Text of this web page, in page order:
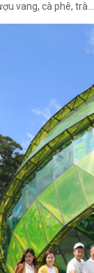
vang, cà phê, trà...